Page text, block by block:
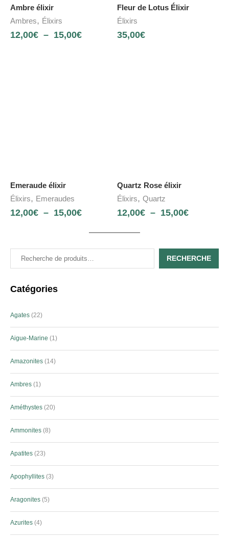
Ambre élixir
Ambres, Élixirs
12,00€ – 15,00€
Fleur de Lotus Élixir
Élixirs
35,00€
Emeraude élixir
Élixirs, Emeraudes
12,00€ – 15,00€
Quartz Rose élixir
Élixirs, Quartz
12,00€ – 15,00€
RECHERCHE
Catégories
Agates 22
Aigue-Marine 1
Amazonites 14
Ambres 1
Améthystes 20
Ammonites 8
Apatites 23
Apophyllites 3
Aragonites 5
Azurites 4